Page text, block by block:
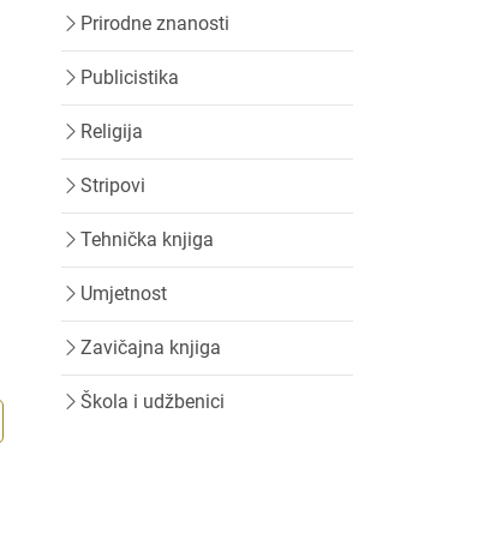
Prirodne znanosti
Publicistika
Religija
Stripovi
Tehnička knjiga
Umjetnost
Zavičajna knjiga
Škola i udžbenici